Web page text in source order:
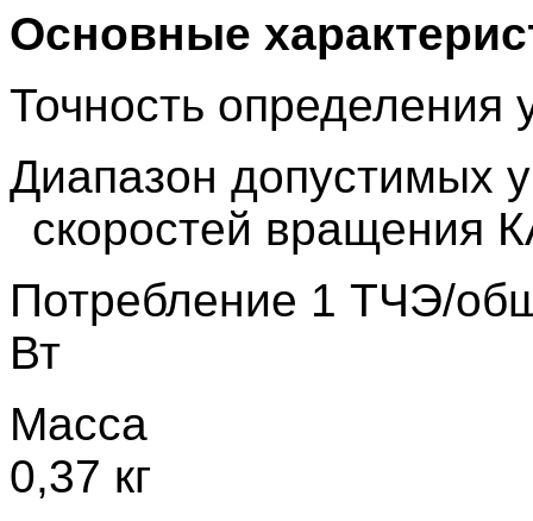
Основные
Точность определения
Диапазон допустимых
скоростей вращения
Потребление 1 ТЧЭ/
Вт
Масса
0,37 кг